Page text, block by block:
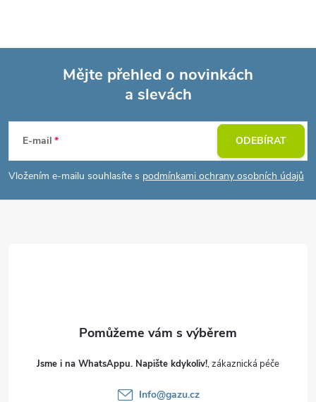
p
a
Mějte přehled o novinkách
a slevách
E-mail
Vložením e-mailu souhlasíte s podmínkami ochrany osobních údajů
ODEBÍRAT
Jsme i na WhatsAppu. Napište kdykoliv!
Info@gazu.cz